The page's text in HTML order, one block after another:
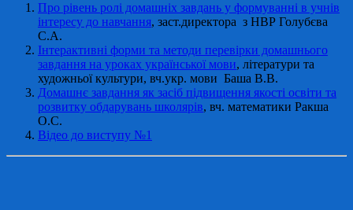
Про рівень ролі домашніх завдань у формуванні в учнів
інтересу до навчання, заст.директора з НВР Голубєва
С.А.
Інтерактивні форми та методи перевірки домашнього
завдання на уроках української мови, літератури та
художньої культури, вч.укр. мови Баша В.В.
Домашнє завдання як засіб підвищення якості освіти та
розвитку обдарувань школярів, вч. математики Ракша
О.С.
Відео до виступу №1